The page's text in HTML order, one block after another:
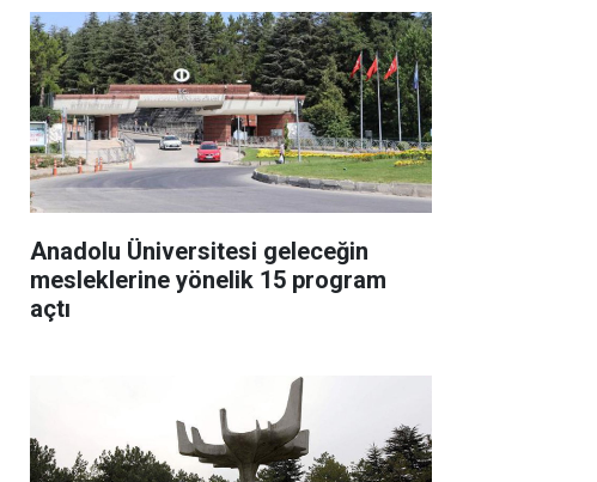
Anadolu Üniversitesi geleceğin
mesleklerine yönelik 15 program
açtı